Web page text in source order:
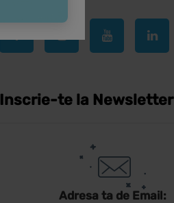
Inscrie-te la Newsletter
Adresa ta de Email: